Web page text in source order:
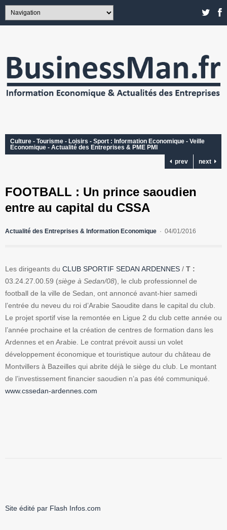
Culture - Tourisme - Loisirs - Sport : Information Economique - Veille
Economique - Actualité des Entreprises & PME PMI
prev
next
FOOTBALL : Un prince saoudien
entre au capital du CSSA
Actualité des Entreprises & Information Economique 04/01/2016
Les dirigeants du CLUB SPORTIF SEDAN ARDENNES / T :
03.24.27.00.59 (siège à Sedan/08), le club professionnel de
football de la ville de Sedan, ont annoncé avant-hier samedi
l’entrée du neveu du roi d’Arabie Saoudite dans le capital du club.
Le projet sportif vise la remontée en Ligue 2 du club cette année ou
l’année prochaine et la création de centres de formation dans les
Ardennes et en Arabie. Le contrat prévoit aussi un volet
développement économique et touristique autour du château de
Montvillers à Bazeilles qui abrite déjà le siège du club. Le montant
de l’investissement financier saoudien n’a pas été communiqué.
www.cssedan-ardennes.com
Site édité par Flash Infos.com